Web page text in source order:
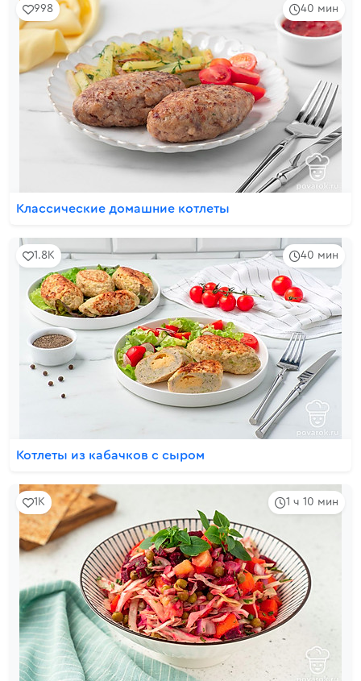
40 мин
998
Классические домашние котлеты
40 мин
1.8K
Котлеты из кабачков с сыром
1 ч 10 мин
1K